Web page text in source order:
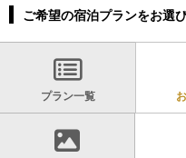
ご希望の宿泊プランをお選
プラン一覧